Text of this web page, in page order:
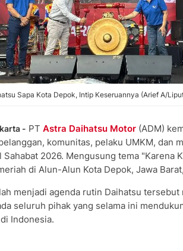
Sapa Kota Depok, Intip Keseruannya (Arief A/
- PT Astra Daihatsu Motor (ADM)
komunitas, pelaku UMKM, dan
Sahabat 2026. Mengusung tema "Karena
di Alun-Alun Kota Depok, Jawa
menjadi agenda rutin Daihatsu
seluruh pihak yang selama ini
Indonesia.